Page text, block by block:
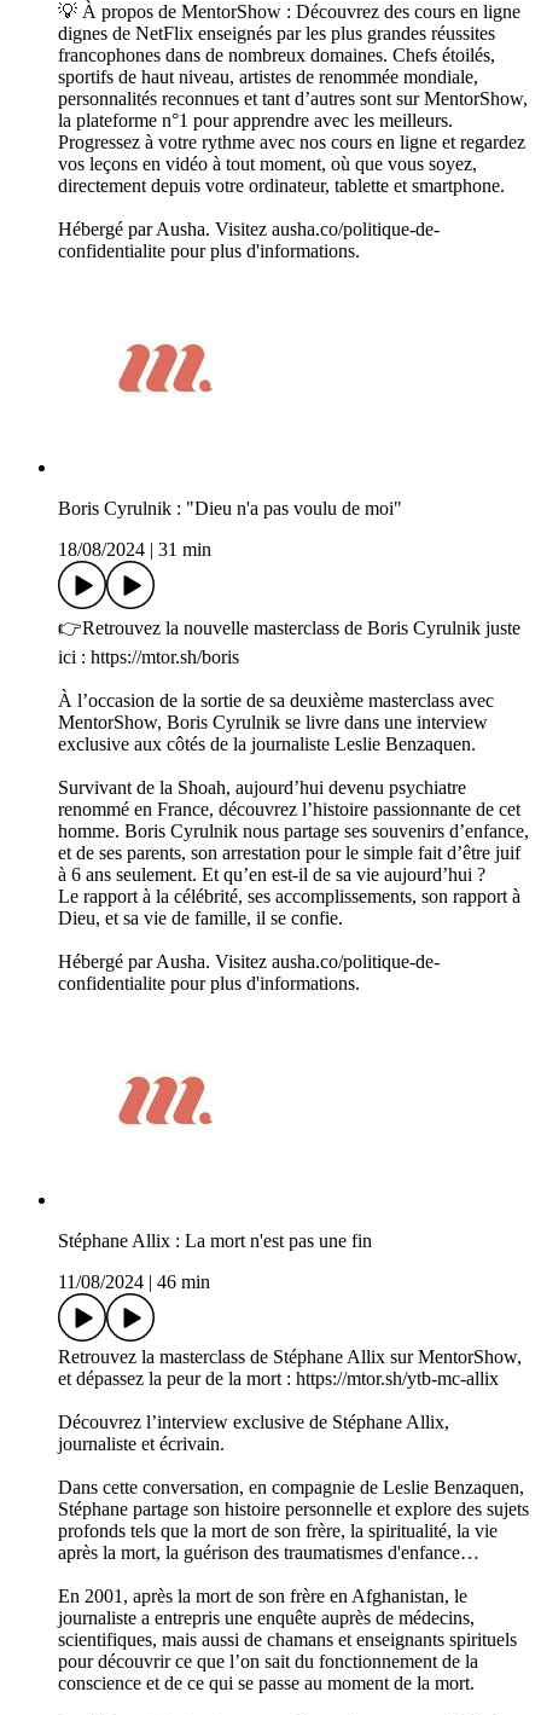
💡 À propos de MentorShow : Découvrez des cours en ligne
dignes de NetFlix enseignés par les plus grandes réussites
francophones dans de nombreux domaines. Chefs étoilés,
sportifs de haut niveau, artistes de renommée mondiale,
personnalités reconnues et tant d’autres sont sur MentorShow,
la plateforme n°1 pour apprendre avec les meilleurs.
Progressez à votre rythme avec nos cours en ligne et regardez
vos leçons en vidéo à tout moment, où que vous soyez,
directement depuis votre ordinateur, tablette et smartphone.
Hébergé par Ausha. Visitez ausha.co/politique-de-
confidentialite pour plus d'informations.
Boris Cyrulnik : "Dieu n'a pas voulu de moi"
18/08/2024
31 min
👉Retrouvez la nouvelle masterclass de Boris Cyrulnik juste
ici : https://mtor.sh/boris
À l’occasion de la sortie de sa deuxième masterclass avec
MentorShow, Boris Cyrulnik se livre dans une interview
exclusive aux côtés de la journaliste Leslie Benzaquen.
Survivant de la Shoah, aujourd’hui devenu psychiatre
renommé en France, découvrez l’histoire passionnante de cet
homme. Boris Cyrulnik nous partage ses souvenirs d’enfance,
et de ses parents, son arrestation pour le simple fait d’être juif
à 6 ans seulement. Et qu’en est-il de sa vie aujourd’hui ?
Le rapport à la célébrité, ses accomplissements, son rapport à
Dieu, et sa vie de famille, il se confie.
Hébergé par Ausha. Visitez ausha.co/politique-de-
confidentialite pour plus d'informations.
Stéphane Allix : La mort n'est pas une fin
11/08/2024
46 min
Retrouvez la masterclass de Stéphane Allix sur MentorShow,
et dépassez la peur de la mort : https://mtor.sh/ytb-mc-allix
Découvrez l’interview exclusive de Stéphane Allix,
journaliste et écrivain.
Dans cette conversation, en compagnie de Leslie Benzaquen,
Stéphane partage son histoire personnelle et explore des sujets
profonds tels que la mort de son frère, la spiritualité, la vie
après la mort, la guérison des traumatismes d'enfance…
En 2001, après la mort de son frère en Afghanistan, le
journaliste a entrepris une enquête auprès de médecins,
scientifiques, mais aussi de chamans et enseignants spirituels
pour découvrir ce que l’on sait du fonctionnement de la
conscience et de ce qui se passe au moment de la mort.